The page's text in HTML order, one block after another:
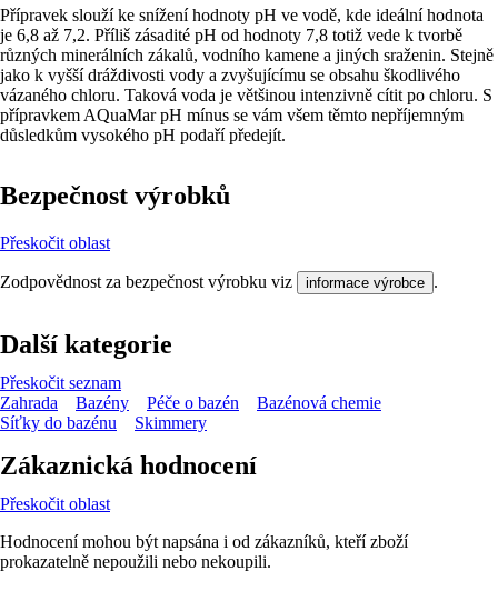
Přípravek slouží ke snížení hodnoty pH ve vodě, kde ideální hodnota
je 6,8 až 7,2. Příliš zásadité pH od hodnoty 7,8 totiž vede k tvorbě
různých minerálních zákalů, vodního kamene a jiných sraženin. Stejně
jako k vyšší dráždivosti vody a zvyšujícímu se obsahu škodlivého
vázaného chloru. Taková voda je většinou intenzivně cítit po chloru. S
přípravkem AQuaMar pH mínus se vám všem těmto nepříjemným
důsledkům vysokého pH podaří předejít.
Bezpečnost výrobků
Přeskočit oblast
Zodpovědnost za bezpečnost výrobku viz informace výrobce .
Další kategorie
Přeskočit seznam
Zahrada
Bazény Péče o bazén
Bazénová chemie
Síťky do bazénu
Skimmery
Zákaznická hodnocení
Přeskočit oblast
Hodnocení mohou být napsána i od zákazníků, kteří zboží
prokazatelně nepoužili nebo nekoupili.